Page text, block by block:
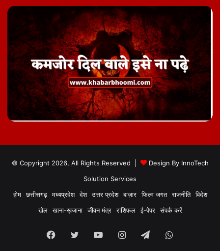
© Copyright 2026, All Rights Reserved | Design By InnoTech
Solution Services
होम
छत्तीसगढ़ मध्यप्रदेश देश उत्तर प्रदेश बाज़ार फिल्म जगत राजनीति
विदेश
खेल
खाना-ख़जाना जीवन मंत्र राशिफल ई-पेपर संपर्क करें
Facebook
TwitterYouTubeInstagram
TelegramWhatsApp